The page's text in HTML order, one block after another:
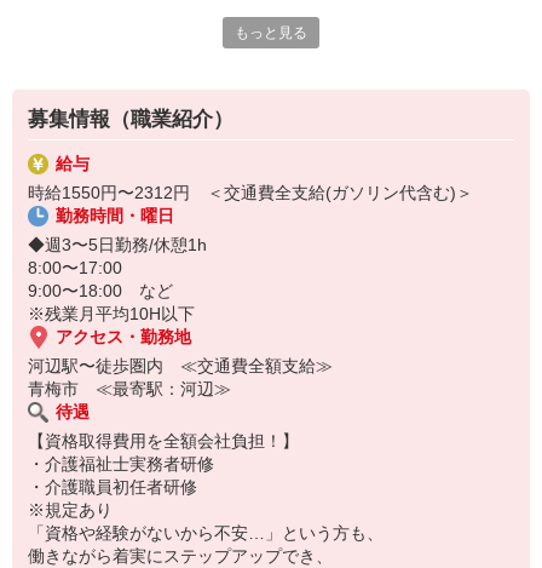
・お散歩の付き添い など
★おススメPOINT★
他の介護施設に比べて、
落ち着いた利用者が多く、比較的ゆったり働けます。
日勤のみ＆シフト相談もOKなので
家庭と仕事を両立しやすいお仕事です！
気になった方はお気軽にご応募ください♪
もっと見る
募集情報（職業紹介）
給与
時給1550円〜2312円 ＜交通費全支給(ガソリン代含む)＞
勤務時間・曜日
◆週3〜5日勤務/休憩1h
8:00〜17:00
9:00〜18:00 など
※残業月平均10H以下
アクセス・勤務地
河辺駅〜徒歩圏内 ≪交通費全額支給≫
青梅市 ≪最寄駅：河辺≫
待遇
【資格取得費用を全額会社負担！】
・介護福祉士実務者研修
・介護職員初任者研修
※規定あり
「資格や経験がないから不安…」という方も、
働きながら着実にステップアップでき、